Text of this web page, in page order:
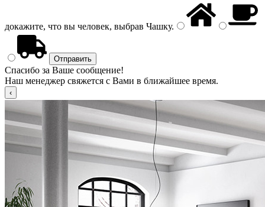
докажите, что вы человек, выбрав Чашку.
Спасибо за Ваше сообщение!
Наш менеджер свяжется с Вами в ближайшее время.